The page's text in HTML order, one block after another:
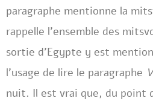
paragraphe mentionne la
rappelle l’ensemble des
sortie d’Egypte y est
l’usage de lire le paragraphe
nuit. Il est vrai que, du point